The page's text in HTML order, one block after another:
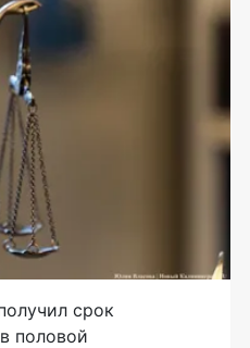
срок
половой